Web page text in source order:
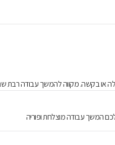
או בקשה. מקווה להמשך עבודה רבת
המשך עבודה מוצלחת ופוריה